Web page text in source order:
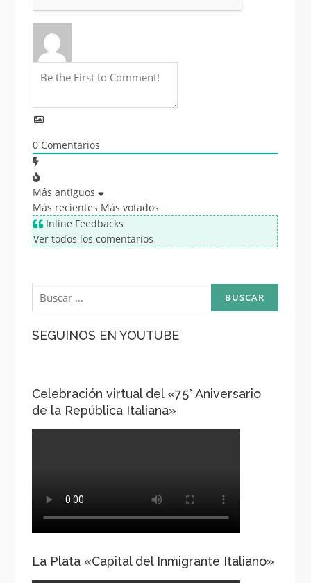
0Comentarios
Más antiguos
Más recientes Más votados
Inline Feedbacks
Ver todos los comentarios
Buscar:
SEGUINOS EN YOUTUBE
Celebración virtual del «75° Aniversario
de la República Italiana»
La Plata «Capital del Inmigrante Italiano»